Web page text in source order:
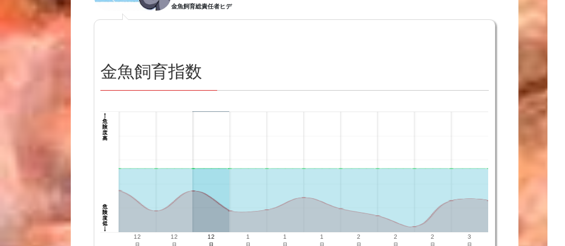
金魚飼育総責任者ヒデ
金魚飼育指数
12
12
12
1
1
1
2
2
2
3